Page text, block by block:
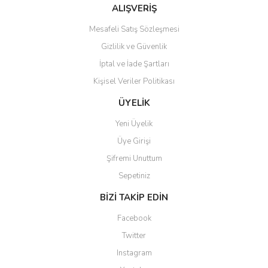
Bu ürüne benzer farklı alternatifler olmalı.
Gönder
ALIŞVERİŞ
Mesafeli Satış Sözleşmesi
Gizlilik ve Güvenlik
İptal ve İade Şartları
Kişisel Veriler Politikası
ÜYELİK
Yeni Üyelik
Üye Girişi
Şifremi Unuttum
Sepetiniz
BİZİ TAKİP EDİN
Facebook
Twitter
Instagram